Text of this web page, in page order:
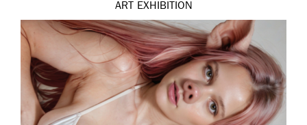
ART EXHIBITION